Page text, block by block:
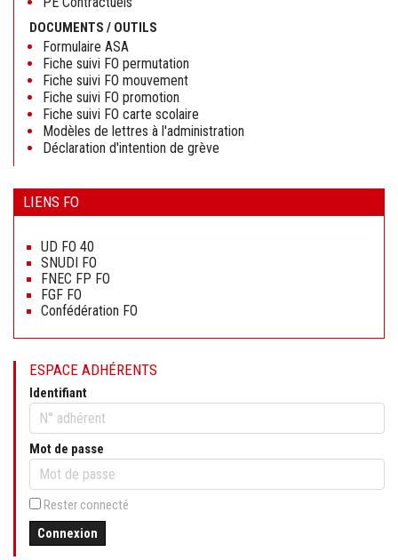
DOCUMENTS / OUTILS
Formulaire ASA
Fiche suivi FO permutation
Fiche suivi FO mouvement
Fiche suivi FO promotion
Fiche suivi FO carte scolaire
Modèles de lettres à l'administration
Déclaration d'intention de grève
LIENS FO
contenu
UD FO 40
SNUDI FO
FNEC FP FO
FGF FO
Confédération FO
ESPACE ADHÉRENTS
Identifiant
Mot de passe
Rester connecté
Connexion